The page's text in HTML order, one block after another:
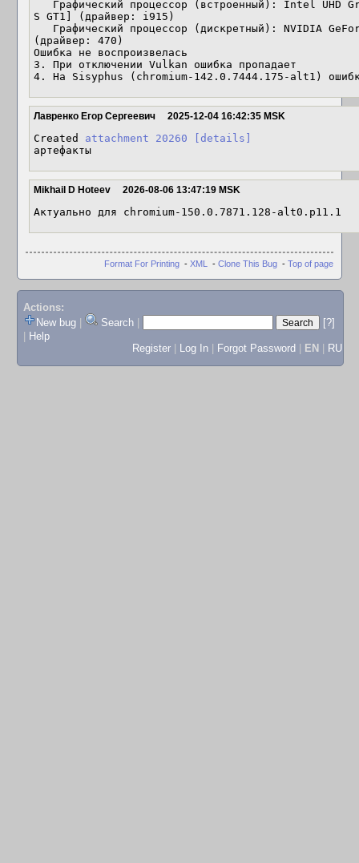
S GT1] (драйвер: i915)
(драйвер: 470)
Ошибка не воспроизвелась
3. При отключении Vulkan ошибка пропадает
4. На Sisyphus (chromium-142.0.7444.175-alt1)
Лавренко Егор Сергеевич 2025-12-04 16:42:35 MSK
Created attachment 20260
[details]
артефакты
Mikhail D Hoteev 2026-08-06 13:47:19 MSK
Актуально для chromium-150.0.7871.128-alt0.p11.1
Format For Printing - XML - Clone This Bug - Top of page
Actions:
New bug
Search
[?]
Help
Register
Log In Forgot Password EN RU